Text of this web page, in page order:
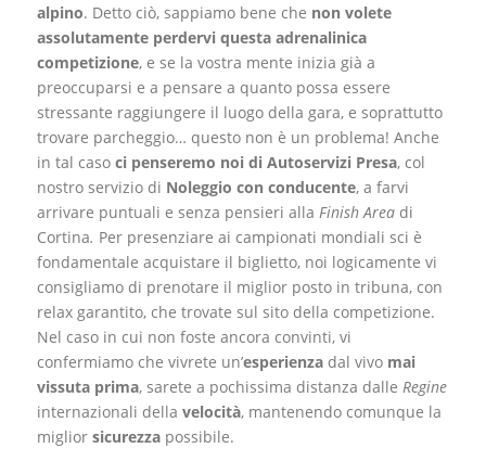
alpino. Detto ciò, sappiamo bene che non volete
assolutamente perdervi questa adrenalinica
competizione, e se la vostra mente inizia già a
preoccuparsi e a pensare a quanto possa essere
stressante raggiungere il luogo della gara, e soprattutto
trovare parcheggio… questo non è un problema! Anche
in tal casoci penseremo noi di Autoservizi Presa, col
nostro servizio di Noleggio con conducente, a farvi
arrivare puntuali e senza pensieri allaFinish Area di
Cortina. Per presenziare ai campionati mondiali sci è
fondamentale acquistare il biglietto, noi logicamente vi
consigliamo di prenotare il miglior posto in tribuna, con
relax garantito, che trovate sul sito della competizione.
Nel caso in cui non foste ancora convinti, vi
confermiamo che vivrete un’esperienza dal vivo mai
vissuta prima, sarete a pochissima distanza dalleRegine
internazionali dellavelocità, mantenendo comunque la
miglior sicurezza possibile.